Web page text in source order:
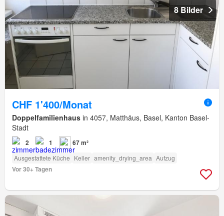
8 Bilder
CHF 1'400/Monat
Doppelfamilienhaus in 4057, Matthäus, Basel, Kanton Basel-
Stadt
2 1 67 m²
Ausgestattete Küche Keller amenity_drying_area Aufzug
Vor 30+ Tagen